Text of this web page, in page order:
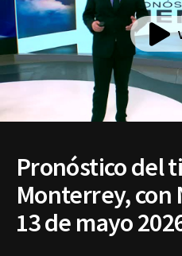
Pronóstico del
Monterrey, con
13 de mayo